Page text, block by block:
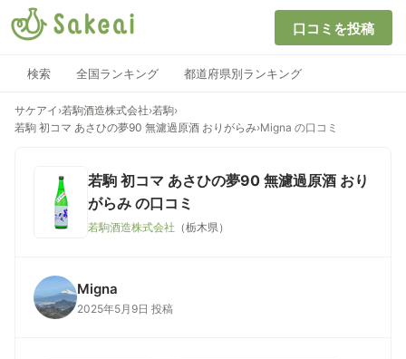
口コミを投稿
検索 全国ランキング 都道府県別ランキング
サケアイ ›若駒酒造株式会社›若駒›
若駒 初コマ あさひの夢90 無濾過原酒 おりがらみ›Migna の口コミ
若駒 初コマ あさひの夢90 無濾過原酒 おり
がらみ の口コミ
若駒酒造株式会社 （栃木県）
Migna
2025年5月9日 投稿